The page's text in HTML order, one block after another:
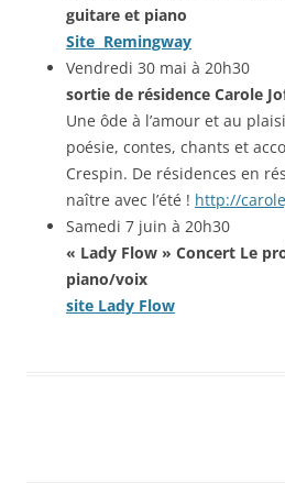
guitare et piano
Site Remingway
Vendredi 30 mai à 20h30
sortie de résidence Carole
Une ôde à l’amour et au
poésie, contes, chants et
Crespin. De résidences en
naître avec l’été ! http://
Samedi 7 juin à 20h30
« Lady Flow » Concert Le
piano/voix
site Lady Flow